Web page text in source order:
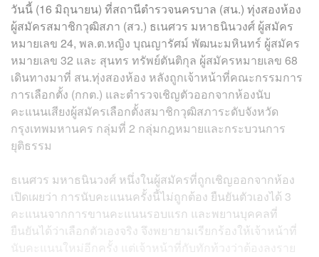
วันนี้ (16 มิถุนายน) ที่สถานีตำรวจนครบาล (สน.) ทุ่งสองห้อง
ผู้สมัครสมาชิกวุฒิสภา (สว.) ธเนศวร มหาธนินวงศ์ ผู้สมัคร
หมายเลข 24, พล.ต.หญิง บุณญารัศม์ พัฒนะมหินทร์ ผู้สมัคร
หมายเลข 32 และ สุนทร ทรัพย์ตันติกุล ผู้สมัครหมายเลข 68
เดินทางมาที่ สน.ทุ่งสองห้อง หลังถูกเจ้าหน้าที่คณะกรรมการ
การเลือกตั้ง (กกต.) และตำรวจเชิญตัวออกจากห้องนับ
คะแนนเสียงผู้สมัครเลือกตั้งสมาชิกวุฒิสภาระดับจังหวัด
กรุงเทพมหานคร กลุ่มที่ 2 กลุ่มกฎหมายและกระบวนการ
ยุติธรรม
ธเนศวร มหาธนินวงศ์ หนึ่งในผู้สมัครที่ถูกเชิญออกจากห้อง
เปิดเผยว่า การนับคะแนนครั้งนี้ไม่ถูกต้อง ยืนยันตัวเองได้ 3
คะแนนจากการขานคะแนนรอบแรก และพยานบุคคลที่
ยืนยันได้ว่าเลือกตัวเองจริง จึงพยายามเรียกร้องให้เจ้าหน้าที่
นับคะแนนใหม่อีกครั้ง แต่เจ้าหน้าที่กับทักท้วงว่าต้องลงราย